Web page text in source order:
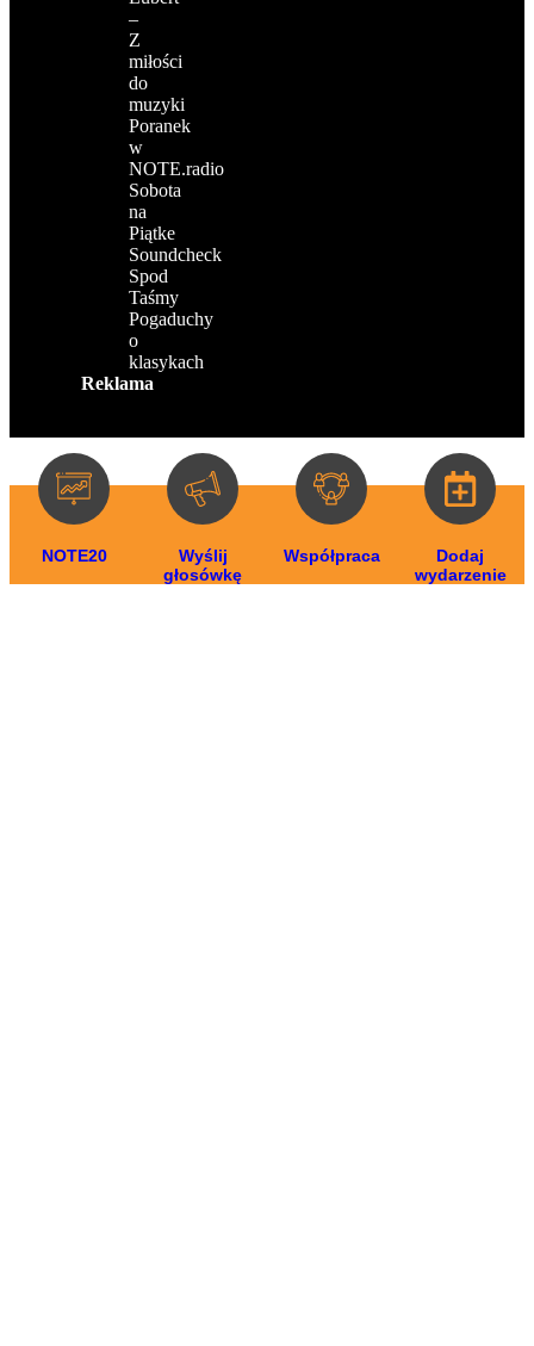
–
Z
miłości
do
muzyki
Poranek
w
NOTE.radio
Sobota
na
Piątke
Soundcheck
Spod
Taśmy
Pogaduchy
o
klasykach
Reklama
NOTE20
Wyślij
głosówkę
Współpraca
Dodaj
wydarzenie